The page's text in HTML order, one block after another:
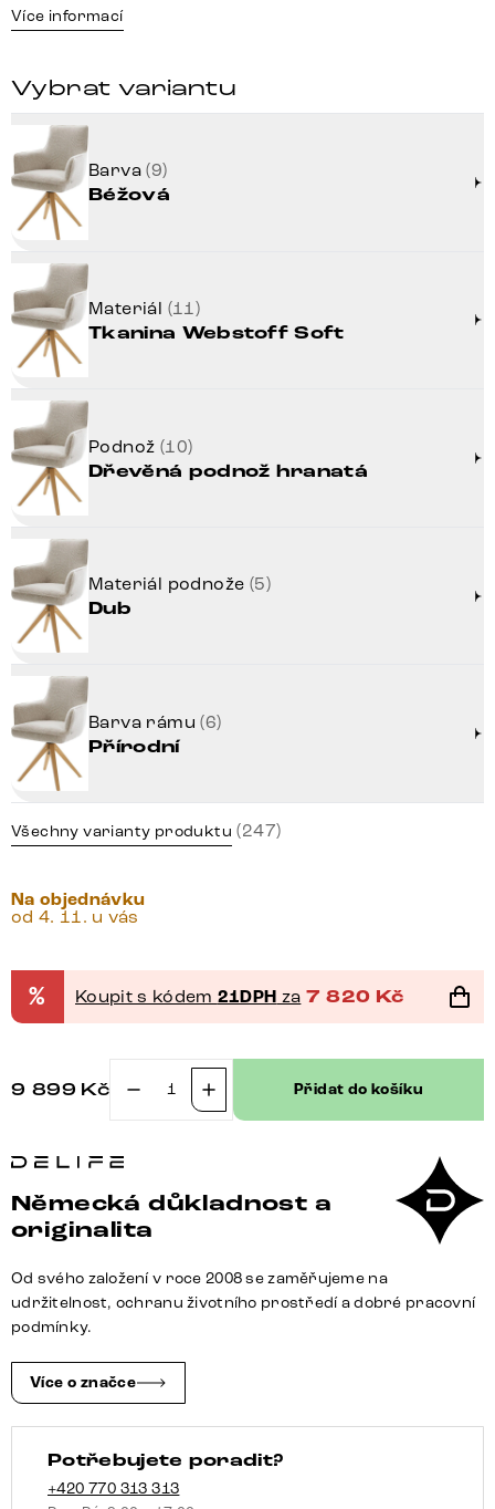
Více informací
Vybrat variantu
Barva(9)
Béžová
Materiál (11)
Tkanina Webstoff Soft
Podnož (10)
Dřevěná podnož hranatá
Materiál podnože (5)
Dub
Barva rámu(6)
Přírodní
Všechny varianty produktu (247)
Na objednávku
od 4. 11. u vás
% Koupit s kódem 21DPH za 7 820 Kč
9 899 Kč
Heira-
s
područkami
tkanina
Měkký
podnož
hranatá
přírodní
180°
otočný
Přidat do košíku
Německá důkladnost a
originalita
Od svého založení v roce 2008 se zaměřujeme na
udržitelnost, ochranu životního prostředí a dobré pracovní
podmínky.
Více o značce
Potřebujete poradit?
+420 770 313 313